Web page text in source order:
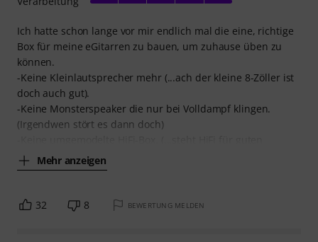
Ich hatte schon lange vor mir endlich mal die eine, richtige
Box für meine eGitarren zu bauen, um zuhause üben zu
können.
-Keine Kleinlautsprecher mehr (...ach der kleine 8-Zöller ist
doch auch gut).
-Keine Monsterspeaker die nur bei Volldampf klingen.
(Irgendwen stört es dann doch)
Mehr anzeigen
32 8 BEWERTUNG MELDEN